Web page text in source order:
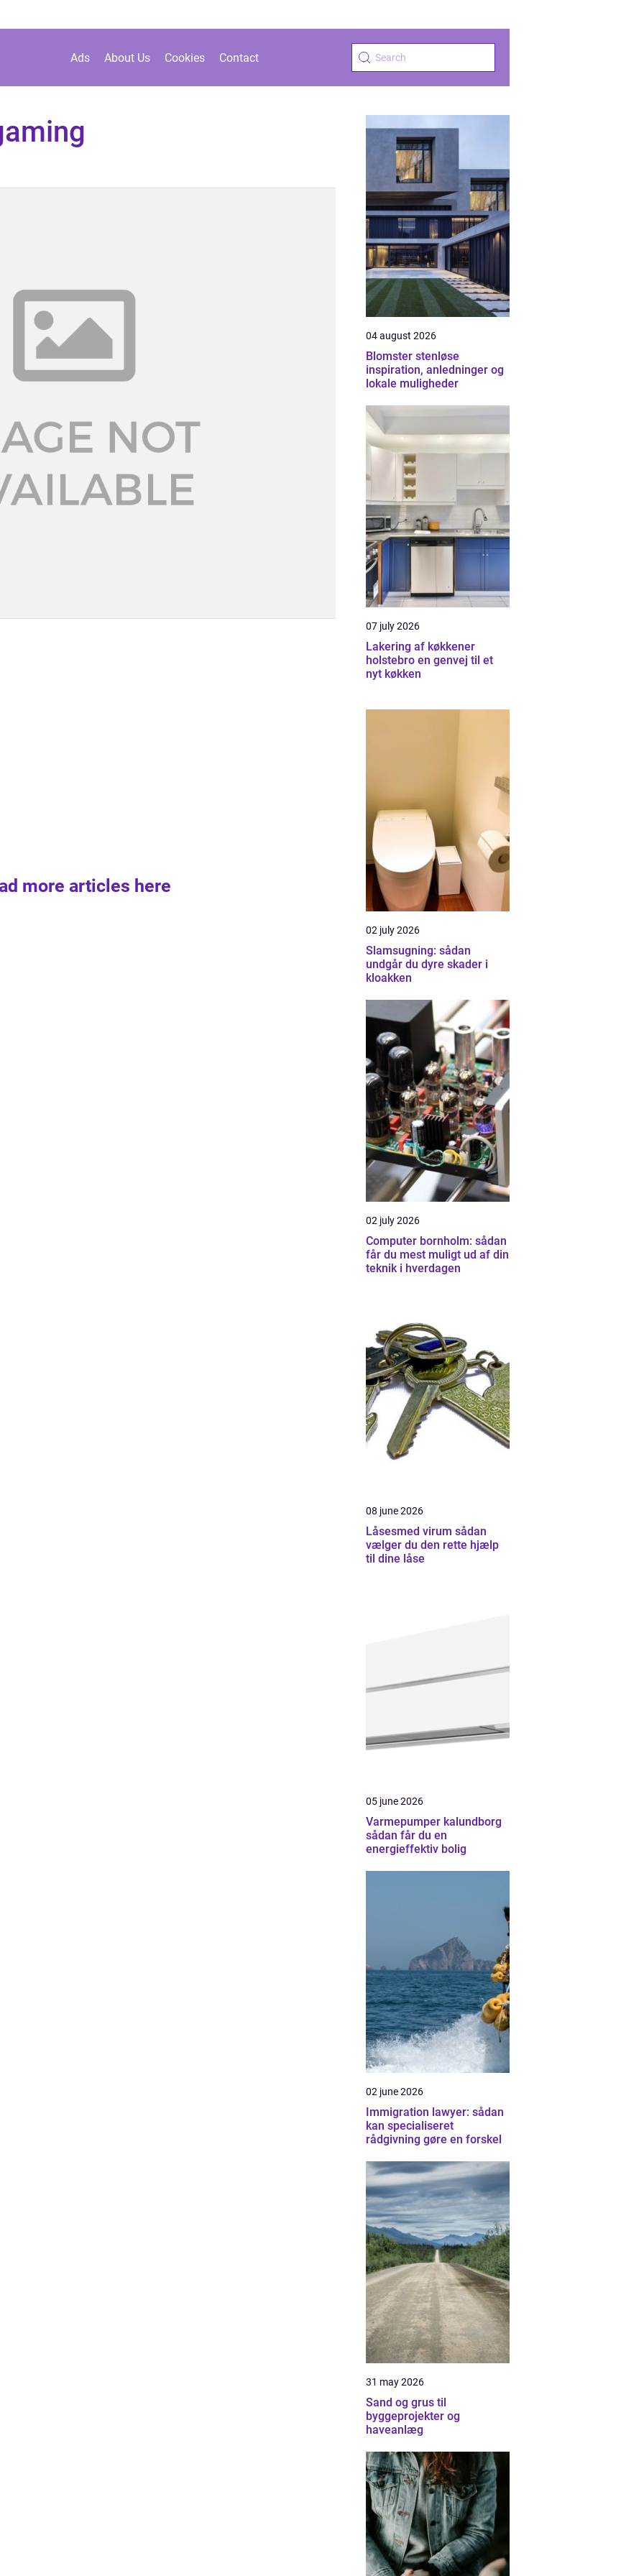
Ads About Us Cookies Contact
more articles here
04 august 2026
Blomster stenløse
inspiration, anledninger og
lokale muligheder
07 july 2026
Lakering af køkkener
holstebro en genvej til et
nyt køkken
02 july 2026
Slamsugning: sådan
undgår du dyre skader i
kloakken
02 july 2026
Computer bornholm: sådan
får du mest muligt ud af din
teknik i hverdagen
08 june 2026
Låsesmed virum sådan
vælger du den rette hjælp
til dine låse
05 june 2026
Varmepumper kalundborg
sådan får du en
energieffektiv bolig
02 june 2026
Immigration lawyer: sådan
kan specialiseret
rådgivning gøre en forskel
31 may 2026
Sand og grus til
byggeprojekter og
haveanlæg